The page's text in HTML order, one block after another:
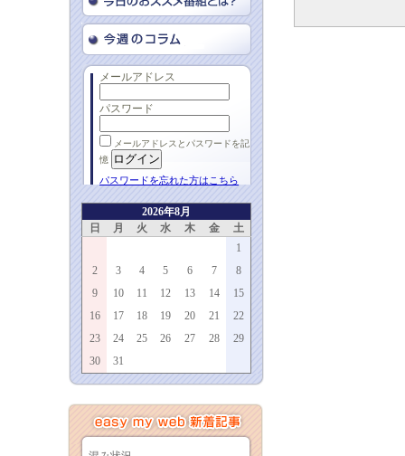
メールアドレス
パスワード
メールアドレスとパスワードを記
憶
パスワードを忘れた方はこちら
2026年8月
日
月 火 水 木 金
土
1
2
3 4 5 6 7
8
9
10 11 12 13 14
15
16
17 18 19 20 21
22
23
24 25 26 27 28
29
30
31